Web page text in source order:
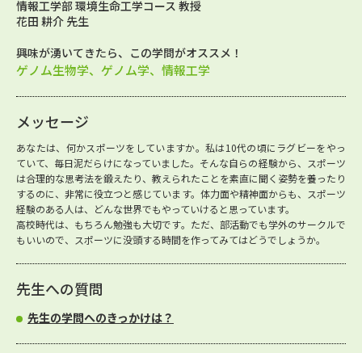
情報工学部 環境生命工学コース 教授
花田 耕介 先生
興味が湧いてきたら、この学問がオススメ！
ゲノム生物学、ゲノム学、情報工学
メッセージ
あなたは、何かスポーツをしていますか。私は10代の頃にラグビーをやっ
ていて、毎日泥だらけになっていました。そんな自らの経験から、スポーツ
は合理的な思考法を鍛えたり、教えられたことを素直に聞く姿勢を養ったり
するのに、非常に役立つと感じています。体力面や精神面からも、スポーツ
経験のある人は、どんな世界でもやっていけると思っています。
高校時代は、もちろん勉強も大切です。ただ、部活動でも学外のサークルで
もいいので、スポーツに没頭する時間を作ってみてはどうでしょうか。
先生への質問
先生の学問へのきっかけは？